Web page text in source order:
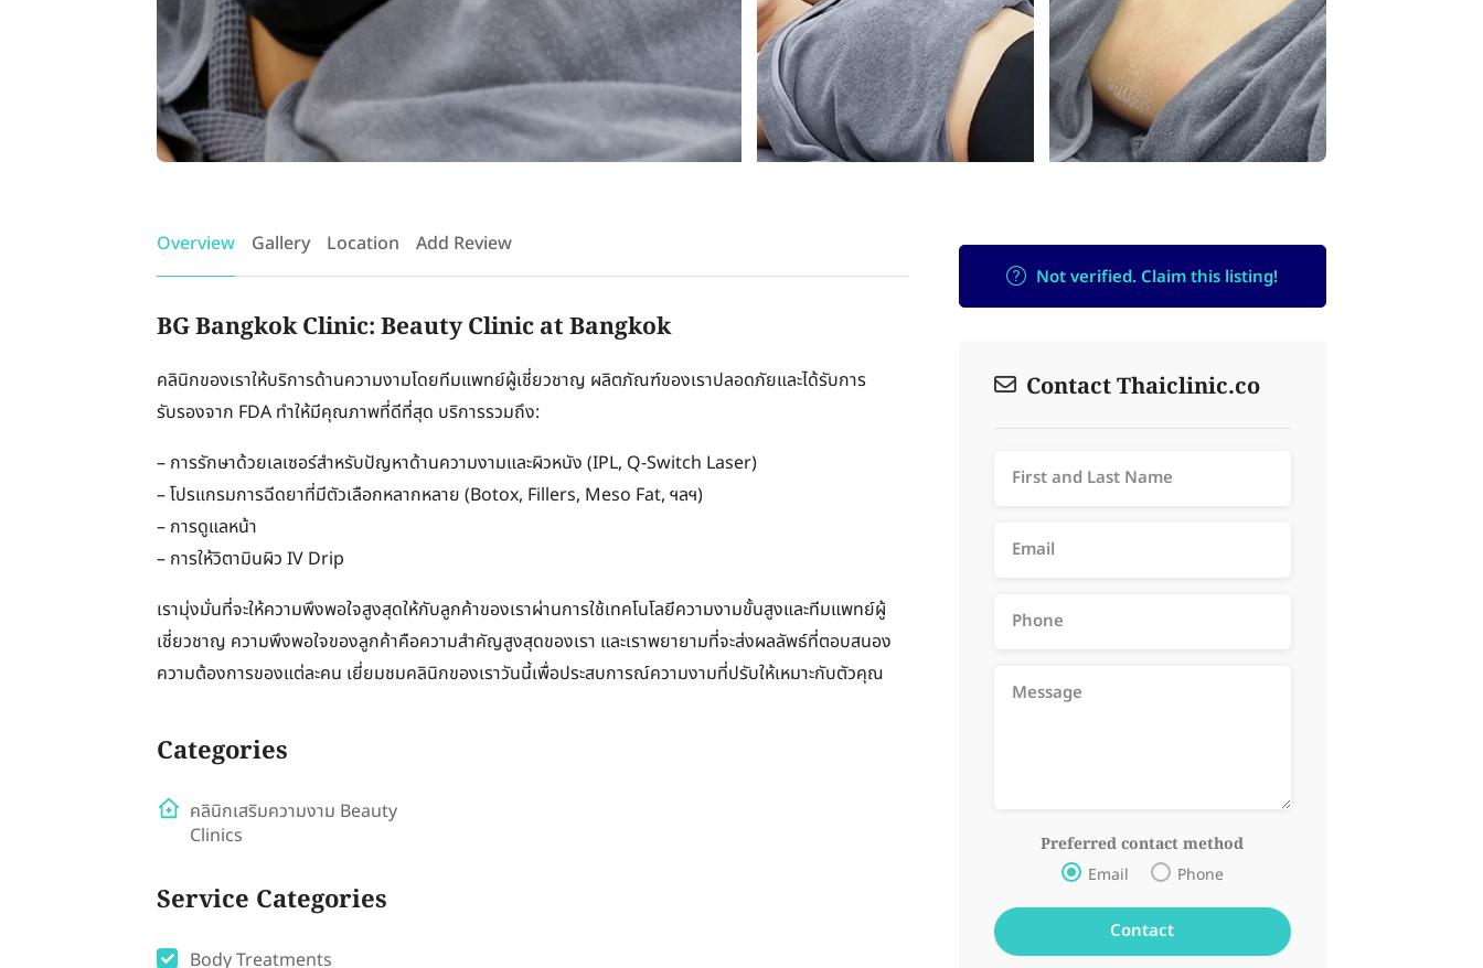
Overview Gallery Location Add Review
BG Bangkok Clinic: Beauty Clinic at Bangkok
คลินิกของเราให้บริการด้านความงามโดยทีมแพทย์ผู้เชี่ยวชาญ ผลิตภัณฑ์ของเราปลอดภัยและได้รับการ
รับรองจาก FDA ทำให้มีคุณภาพที่ดีที่สุด บริการรวมถึง:
– การรักษาด้วยเลเซอร์สำหรับปัญหาด้านความงามและผิวหนัง (IPL, Q-Switch Laser)
– โปรแกรมการฉีดยาที่มีตัวเลือกหลากหลาย (Botox, Fillers, Meso Fat, ฯลฯ)
– การดูแลหน้า
– การให้วิตามินผิว IV Drip
เรามุ่งมั่นที่จะให้ความพึงพอใจสูงสุดให้กับลูกค้าของเราผ่านการใช้เทคโนโลยีความงามขั้นสูงและทีมแพทย์ผู้
เชี่ยวชาญ ความพึงพอใจของลูกค้าคือความสำคัญสูงสุดของเรา และเราพยายามที่จะส่งผลลัพธ์ที่ตอบสนอง
ความต้องการของแต่ละคน เยี่ยมชมคลินิกของเราวันนี้เพื่อประสบการณ์ความงามที่ปรับให้เหมาะกับตัวคุณ
Categories
คลินิกเสริมความงาม Beauty
Clinics
Service Categories
Body Treatments
Not verified. Claim this listing!
Contact Thaiclinic.co
Preferred contact method
Email Phone